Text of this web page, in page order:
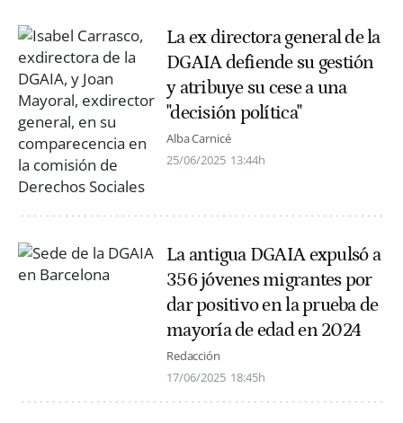
La ex directora general de la
DGAIA defiende su gestión
y atribuye su cese a una
"decisión política"
Alba Carnicé
25/06/2025 13:44h
La antigua DGAIA expulsó a
356 jóvenes migrantes por
dar positivo en la prueba de
mayoría de edad en 2024
Redacción
17/06/2025 18:45h